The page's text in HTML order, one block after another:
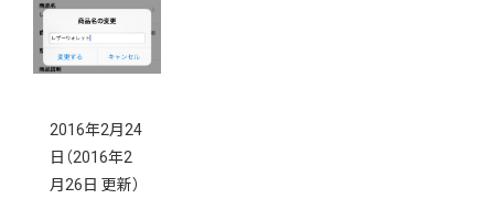
2016年2月24
日 （2016年2
月26日 更新）